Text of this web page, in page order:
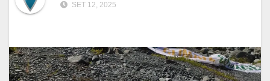
SET 12, 2025